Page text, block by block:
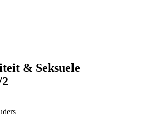
& Seksuele